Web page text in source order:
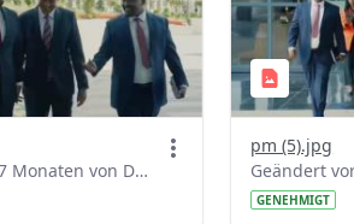
Geändert vor 7 Monaten von Denber Getahun.
pm (5).jpg
GENEHMIGT